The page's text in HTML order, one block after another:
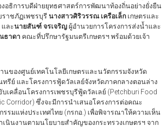
งอธิการบดีฝ่ายยุทธศาสตร์การพัฒนาท้องถิ่นอย่างยั่งยืน
ราชภัฏเพชรบุรี นางสาวศิริวรรณ เครือเล็ก เกษตรและ
และนายสันฑ์ จรเจริญ ผู้อำนวยการโครงการส่งน้ำและ
ธาดา คณะที่ปรึกษารัฐมนตรีเกษตรฯ พร้อมด้วยเจ้า
ของศูนย์เทคโนโลยีเกษตรและนวัตกรรมจังหวัด
รีย์ และโครงการฟู้ดวัลเลย์จังหวัดภาคกลางตอนล่าง
คลื่อนโครงการเพชรบุรีฟู้ดวัลเลย์ (Petchburi Food
Corridor) ซึ่งจะมีการนำเสนอโครงการต่อคณะ
รมแห่งประเทศไทย (กรกอ.) เพื่อพิจารณาให้ความเห็น
นินงานตามนโยบายสำคัญของกระทรวงเกษตรฯ จาก